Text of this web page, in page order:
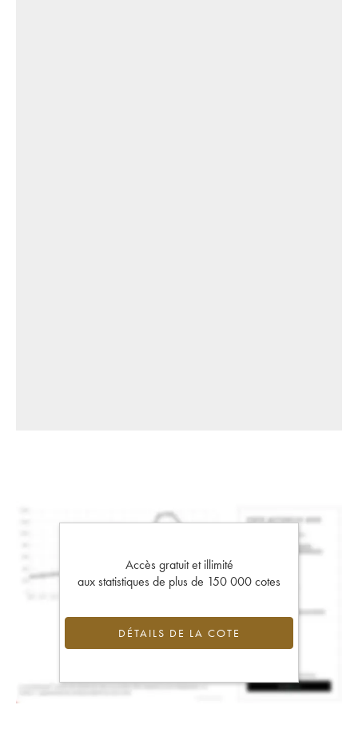
Accès gratuit et illimité
aux statistiques de plus de 150 000 cotes
DÉTAILS DE LA COTE